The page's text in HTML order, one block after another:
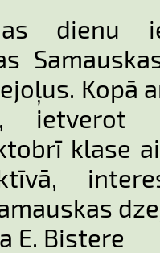
dienu
Kopā
ietverot
klase
E. Bistere